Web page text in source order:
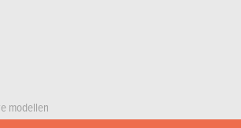
modellen